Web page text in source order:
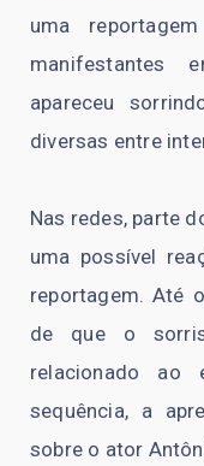
uma
manifestantes
apareceu
diversas entre
Nas redes, parte
uma possível
reportagem. Até
de que o
relacionado ao
sequência, a
sobre o ator